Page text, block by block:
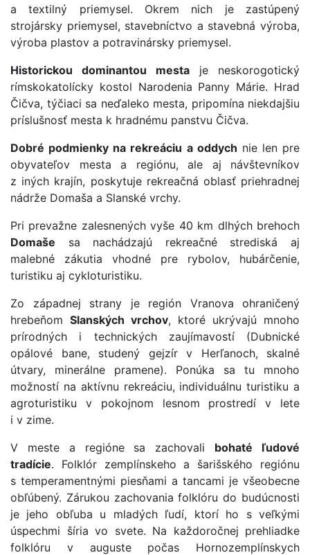
a textilný priemysel. Okrem nich je zastúpený
strojársky priemysel, stavebníctvo a stavebná výroba,
výroba plastov a potravinársky priemysel.
Historickou dominantou mesta je neskorogotický
rímskokatolícky kostol Narodenia Panny Márie. Hrad
Čičva, týčiaci sa neďaleko mesta, pripomína niekdajšiu
príslušnosť mesta k hradnému panstvu Čičva.
Dobré podmienky na rekreáciu a oddych nie len pre
obyvateľov mesta a regiónu, ale aj návštevníkov
z iných krajín, poskytuje rekreačná oblasť priehradnej
nádrže Domaša a Slanské vrchy.
Pri prevažne zalesnených vyše 40 km dlhých brehoch
Domaše sa nachádzajú rekreačné strediská aj
malebné zákutia vhodné pre rybolov, hubárčenie,
turistiku aj cykloturistiku.
Zo západnej strany je región Vranova ohraničený
hrebeňom Slanských vrchov, ktoré ukrývajú mnoho
prírodných i technických zaujímavostí (Dubnické
opálové bane, studený gejzír v Herľanoch, skalné
útvary, minerálne pramene). Ponúka sa tu mnoho
možností na aktívnu rekreáciu, individuálnu turistiku a
agroturistiku v pokojnom lesnom prostredí v lete
i v zime.
V meste a regióne sa zachovali bohaté ľudové
tradície. Folklór zemplínskeho a šarišského regiónu
s temperamentnými piesňami a tancami je všeobecne
obľúbený. Zárukou zachovania folklóru do budúcnosti
je jeho obľuba u mladých ľudí, ktorí ho s veľkými
úspechmi šíria vo svete. Na každoročnej prehliadke
folklóru v auguste počas Hornozemplínskych